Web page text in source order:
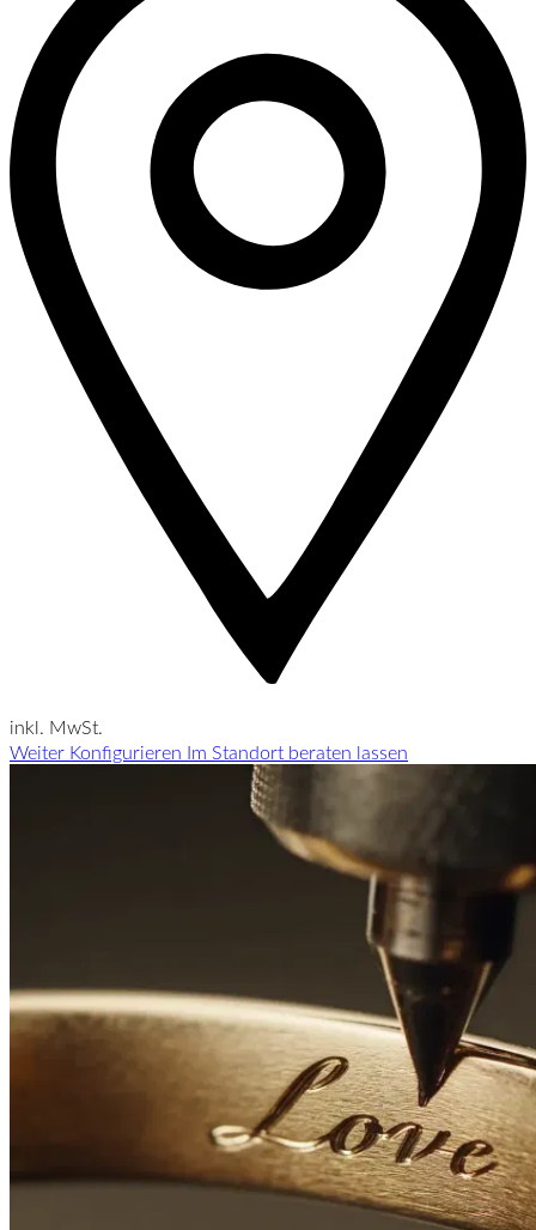
inkl. MwSt.
Weiter Konfigurieren Im Standort beraten lassen